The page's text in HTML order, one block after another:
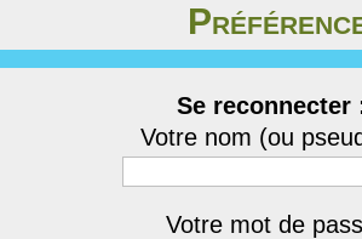
Se reconnecter
Votre nom (ou
Votre mot de